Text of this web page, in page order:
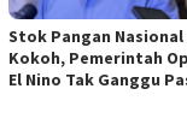
Stok Pangan Nasional
Kokoh, Pemerintah
El Nino Tak Ganggu